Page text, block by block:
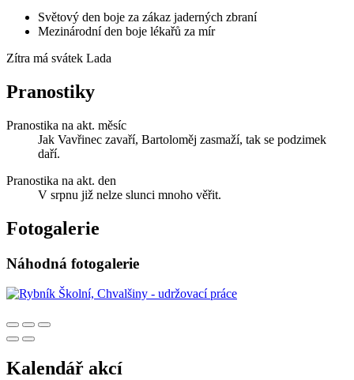
Světový den boje za zákaz jaderných zbraní
Mezinárodní den boje lékařů za mír
Zítra má svátek Lada
Pranostiky
Pranostika na akt. měsíc
Jak Vavřinec zavaří, Bartoloměj zasmaží, tak se podzimek
daří.
Pranostika na akt. den
V srpnu již nelze slunci mnoho věřit.
Fotogalerie
Náhodná fotogalerie
Kalendář akcí